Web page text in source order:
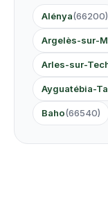
Alénya(66200)
Argelès-sur-
Arles-sur-
Ayguatébia-
Baho(66540)